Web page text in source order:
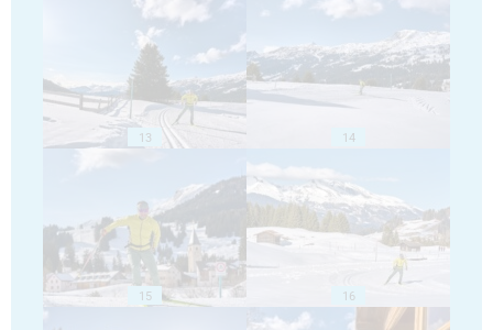
13 14
15 16